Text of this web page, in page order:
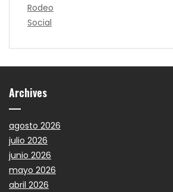
Rodeo
Social
Archives
agosto 2026
julio 2026
junio 2026
mayo 2026
abril 2026